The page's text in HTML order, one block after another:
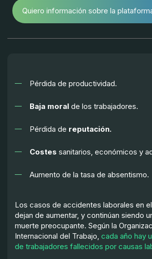
Quiero información sobre la
Pérdida de productividad.
Baja moral de los trabajadores.
Pérdida de reputación.
Costes sanitarios, económicos y
Aumento de la tasa de absentismo.
Los casos de accidentes laborales en
dejan de aumentar, y continúan siendo
muerte preocupante. Según la
Internacional del Trabajo, cada año hay
de trabajadores fallecidos por causas